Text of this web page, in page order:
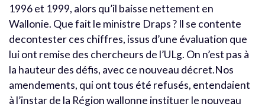
1996 et 1999, alors qu’il baisse nettement en
Wallonie. Que fait le ministre Draps ? Il se contente
decontester ces chiffres, issus d’une évaluation que
lui ont remise des chercheurs de l’ULg. On n’est pas à
la hauteur des défis, avec ce nouveau décret.Nos
amendements, qui ont tous été refusés, entendaient
à l’instar de la Région wallonne instituer le nouveau